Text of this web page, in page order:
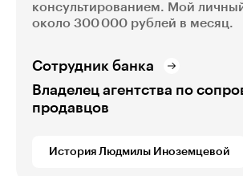
консультированием. Мой
около 300 000 рублей в месяц.
Сотрудник банка
Владелец агентства по
продавцов
История Людмилы Иноземцевой